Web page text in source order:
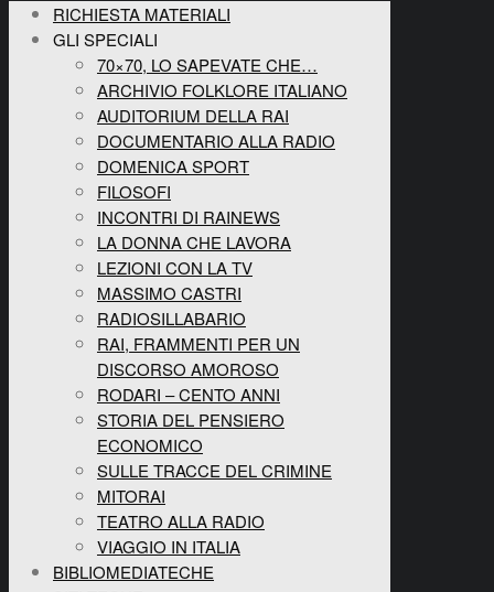
RICHIESTA MATERIALI
GLI SPECIALI
70×70, LO SAPEVATE CHE…
ARCHIVIO FOLKLORE ITALIANO
AUDITORIUM DELLA RAI
DOCUMENTARIO ALLA RADIO
DOMENICA SPORT
FILOSOFI
INCONTRI DI RAINEWS
LA DONNA CHE LAVORA
LEZIONI CON LA TV
MASSIMO CASTRI
RADIOSILLABARIO
RAI, FRAMMENTI PER UN
DISCORSO AMOROSO
RODARI – CENTO ANNI
STORIA DEL PENSIERO
ECONOMICO
SULLE TRACCE DEL CRIMINE
MITORAI
TEATRO ALLA RADIO
VIAGGIO IN ITALIA
BIBLIOMEDIATECHE